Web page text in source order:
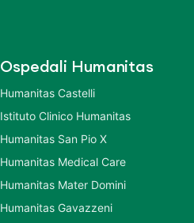
Ospedali Humanitas
Humanitas Castelli
Istituto Clinico Humanitas
Humanitas San Pio X
Humanitas Medical Care
Humanitas Mater Domini
Humanitas Gavazzeni